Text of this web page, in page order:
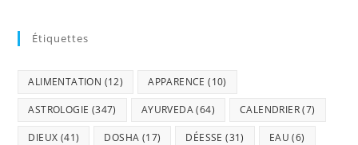
Étiquettes
ALIMENTATION (12) APPARENCE (10)
ASTROLOGIE (347) AYURVEDA(64) CALENDRIER(7)
DIEUX (41) DOSHA (17) DÉESSE (31) EAU (6)